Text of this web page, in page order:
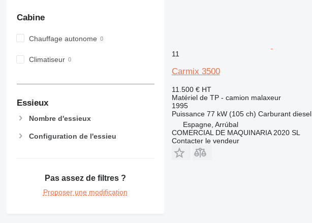
MH
PM
Cabine
Chauffage autonome
Climatiseur
Essieux
Nombre d'essieux
Configuration de l'essieu
Pas assez de filtres ?
Proposer une modification
11
Carmix 3500
11.500 € HT
Matériel de TP - camion malaxeur
1995
Puissance 77 kW (105 ch) Carburant diesel
Espagne, Arrúbal
COMERCIAL DE MAQUINARIA 2020 SL
Contacter le vendeur